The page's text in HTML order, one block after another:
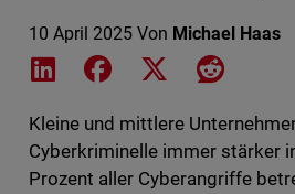
10 April 2025 Von Michael Haas
Share on LinkedIn
Share on Facebook
Share on XShare on
Kleine und mittlere
Cyberkriminelle immer stärker
Prozent aller Cyberangriffe